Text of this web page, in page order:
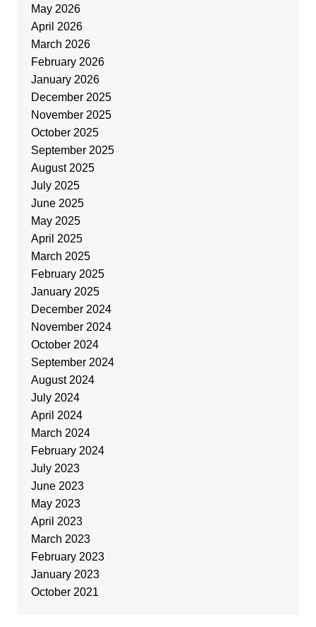
May 2026
April 2026
March 2026
February 2026
January 2026
December 2025
November 2025
October 2025
September 2025
August 2025
July 2025
June 2025
May 2025
April 2025
March 2025
February 2025
January 2025
December 2024
November 2024
October 2024
September 2024
August 2024
July 2024
April 2024
March 2024
February 2024
July 2023
June 2023
May 2023
April 2023
March 2023
February 2023
January 2023
October 2021